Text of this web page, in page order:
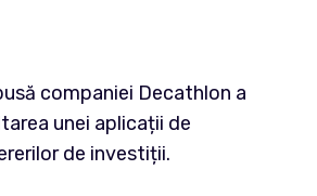
companiei Decathlon a
unei aplicații de
de investiții.